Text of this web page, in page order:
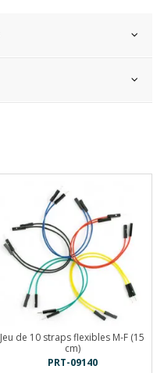
Jeu de 10 straps flexibles M-F (15
cm)
PRT-09140